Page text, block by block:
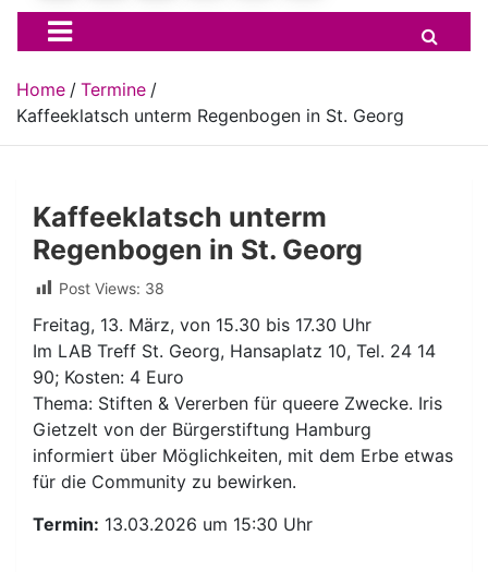
Home
Termine
Kaffeeklatsch unterm Regenbogen in St. Georg
Kaffeeklatsch unterm
Regenbogen in St. Georg
Post Views: 38
Freitag, 13. März, von 15.30 bis 17.30 Uhr
Im LAB Treff St. Georg, Hansaplatz 10, Tel. 24 14
90; Kosten: 4 Euro
Thema: Stiften & Vererben für queere Zwecke. Iris
Gietzelt von der Bürgerstiftung Hamburg
informiert über Möglichkeiten, mit dem Erbe etwas
für die Community zu bewirken.
Termin: 13.03.2026 um 15:30 Uhr